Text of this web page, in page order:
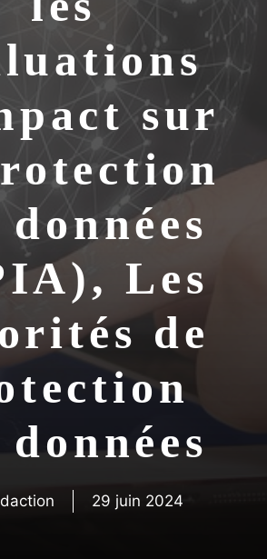
sur
données
Les
de
données
29 juin 2024